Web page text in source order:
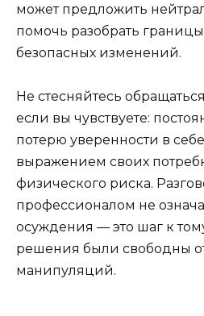
может предложить
помочь разобрать
безопасных изменений.
Не стесняйтесь
если вы чувствуете:
потерю уверенности в
выражением своих
физического риска.
профессионалом не
осуждения — это шаг к
решения были свободны
манипуляций.